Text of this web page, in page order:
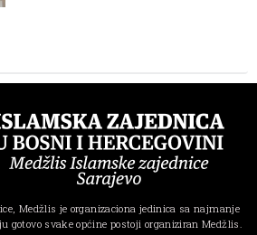
Medžlis je organizaciona jedinica sa najmanje
gotovo svake općine postoji organiziran Medžlis.